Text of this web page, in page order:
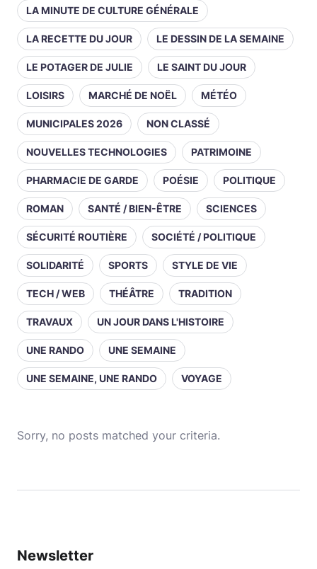
LA MINUTE DE CULTURE GÉNÉRALE
LA RECETTE DU JOUR LE DESSIN DE LA SEMAINE
LE POTAGER DE JULIE LE SAINT DU JOUR
LOISIRS MARCHÉ DE NOËL MÉTÉO
MUNICIPALES 2026 NON CLASSÉ
NOUVELLES TECHNOLOGIES PATRIMOINE
PHARMACIE DE GARDE POÉSIE POLITIQUE
ROMAN SANTÉ / BIEN-ÊTRE SCIENCES
SÉCURITÉ ROUTIÈRE SOCIÉTÉ / POLITIQUE
SOLIDARITÉ SPORTS STYLE DE VIE
TECH / WEB THÉÂTRE TRADITION
TRAVAUX UN JOUR DANS L'HISTOIRE
UNE RANDO UNE SEMAINE
UNE SEMAINE, UNE RANDO VOYAGE
Sorry, no posts matched your criteria.
Newsletter